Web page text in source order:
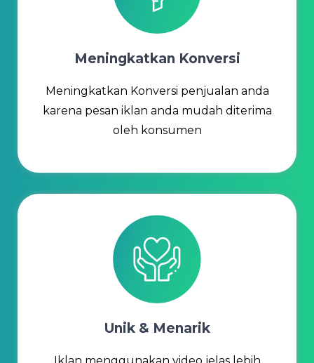
Meningkatkan Konversi
Meningkatkan Konversi penjualan anda
karena pesan iklan anda mudah diterima
oleh konsumen
Unik & Menarik
Iklan menggunakan video jelas lebih